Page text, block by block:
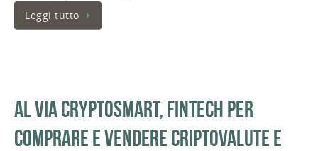
Leggi tutto
Al via Cryptosmart, fintech per
comprare e vendere criptovalute e